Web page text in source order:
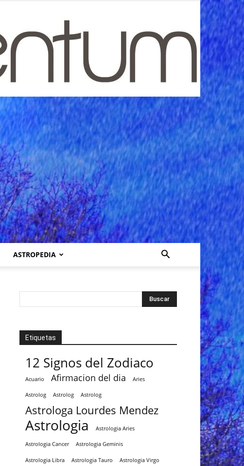
ASTROPEDIA
Etiquetas
12 Signos del Zodiaco
Acuario Afirmacion del dia Aries
Astrolog Astrolog Astrolog
Astrologa Lourdes Mendez
Astrologia Astrologia Aries
Astrologia Cancer Astrologia Geminis
Astrologia Libra Astrologia Tauro Astrologia Virgo